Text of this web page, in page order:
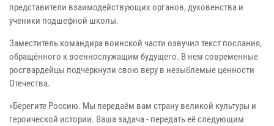
представители взаимодействующих органов, духовенства и
ученики подшефной школы.
Заместитель командира воинской части озвучил текст послания,
обращённого к военнослужащим будущего. В нем современные
росгвардейцы подчеркнули свою веру в незыблемые ценности
Отечества.
«Берегите Россию. Мы передаём вам страну великой культуры и
героической истории. Ваша задача - передать её следующим